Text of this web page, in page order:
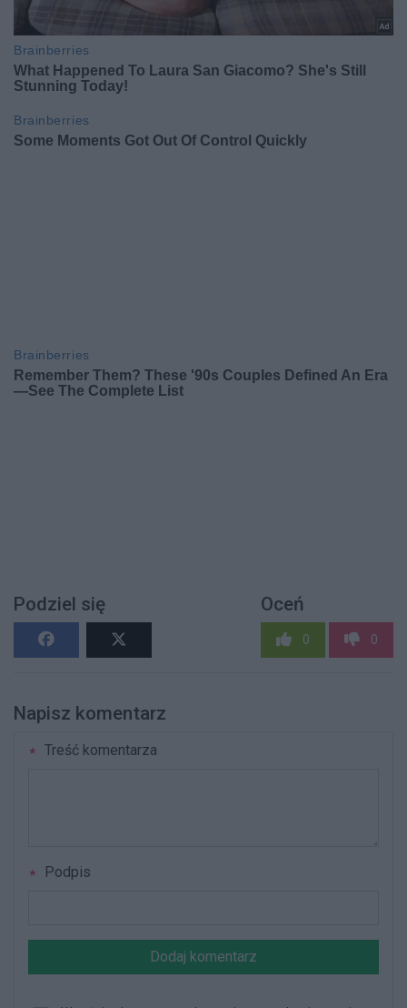
Podziel się Oceń
0 0
Napisz komentarz
Treść komentarza
Podpis
Dodaj komentarz